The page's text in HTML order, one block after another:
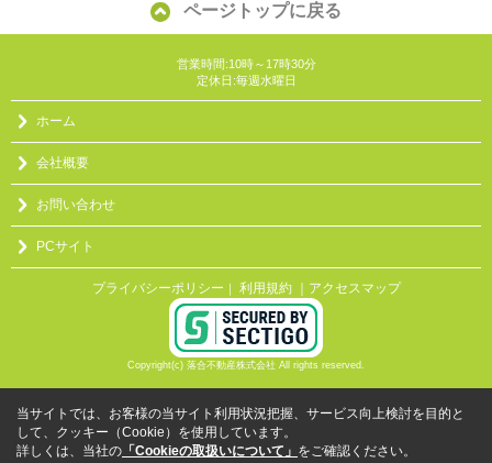
ページトップに戻る
営業時間:10時～17時30分
定休日:毎週水曜日
ホーム
会社概要
お問い合わせ
PCサイト
プライバシーポリシー 利用規約 ｜アクセスマップ
Copyright(c) 落合不動産株式会社 All rights reserved.
当サイトでは、お客様の当サイト利用状況把握、サービス向上検討を目的と
して、クッキー（Cookie）を使用しています。
詳しくは、当社の 「Cookieの取扱いについて」 をご確認ください。